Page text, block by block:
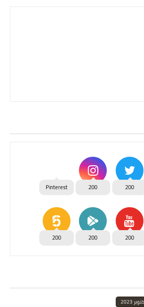
200
200
Pinterest
200
200
200